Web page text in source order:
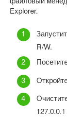
Explorer.
R/W.